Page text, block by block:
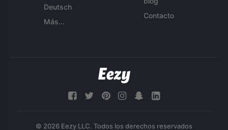
Deutsch
Más...
Contacto
© 2026 Eezy LLC. Todos los derechos reservados